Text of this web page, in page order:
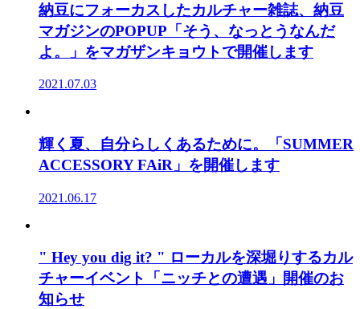
納豆にフォーカスしたカルチャー雑誌、納豆
マガジンのPOPUP「そう、なっとうなんだ
よ。」をマガザンキョウトで開催します
2021.07.03
輝く夏、自分らしくあるために。「SUMMER
ACCESSORY FAiR」を開催します
2021.06.17
" Hey you dig it? " ローカルを深堀りするカル
チャーイベント「ニッチとの遭遇」開催のお
知らせ